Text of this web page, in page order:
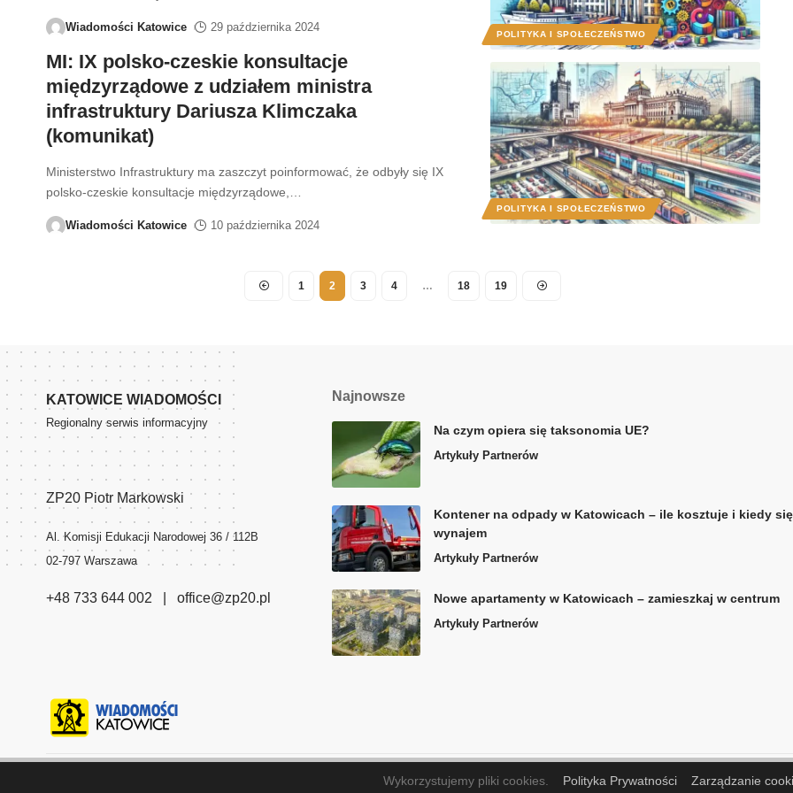
POLITYKA I SPOŁECZEŃSTWO
Wiadomości Katowice 29 października 2024
POLITYKA I SPOŁECZEŃSTWO
MI: IX polsko-czeskie konsultacje
międzyrządowe z udziałem ministra
infrastruktury Dariusza Klimczaka
(komunikat)
Ministerstwo Infrastruktury ma zaszczyt poinformować, że odbyły się IX
polsko-czeskie konsultacje międzyrządowe,…
Wiadomości Katowice 10 października 2024
1 2 3 4 … 18 19
KATOWICE WIADOMOŚCI
Regionalny serwis informacyjny
ZP20 Piotr Markowski
Al. Komisji Edukacji Narodowej 36 / 112B
02-797 Warszawa
+48 733 644 002 | office@zp20.pl
Najnowsze
Na czym opiera się taksonomia UE?
Artykuły Partnerów
Kontener na odpady w Katowicach – ile kosztuje i kiedy się
wynajem
Artykuły Partnerów
Nowe apartamenty w Katowicach – zamieszkaj w centrum
Artykuły Partnerów
Wykorzystujemy pliki cookies. Polityka Prywatności Zarządzanie